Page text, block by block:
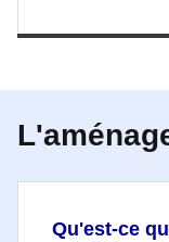
Qu'est-ce